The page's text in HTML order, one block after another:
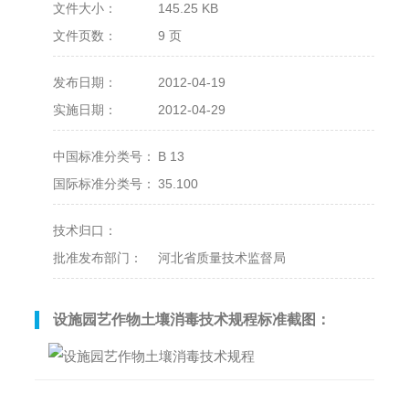
文件大小：
145.25 KB
文件页数：
9 页
发布日期：
2012-04-19
实施日期：
2012-04-29
中国标准分类号：
B 13
国际标准分类号： 35.100
技术归口：
批准发布部门：
河北省质量技术监督局
设施园艺作物土壤消毒技术规程标准截图：